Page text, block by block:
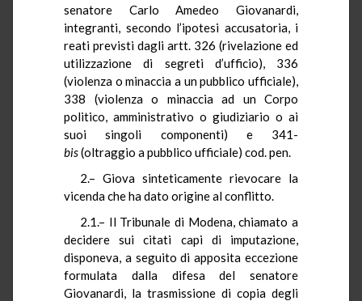
senatore Carlo Amedeo Giovanardi,
integranti, secondo l’ipotesi accusatoria, i
reati previsti dagli artt. 326 (rivelazione ed
utilizzazione di segreti d’ufficio), 336
(violenza o minaccia a un pubblico ufficiale),
338 (violenza o minaccia ad un Corpo
politico, amministrativo o giudiziario o ai
suoi singoli componenti) e 341-
bis(oltraggio a pubblico ufficiale) cod. pen.
2.– Giova sinteticamente rievocare la
vicenda che ha dato origine al conflitto.
2.1.– Il Tribunale di Modena, chiamato a
decidere sui citati capi di imputazione,
disponeva, a seguito di apposita eccezione
formulata dalla difesa del senatore
Giovanardi, la trasmissione di copia degli